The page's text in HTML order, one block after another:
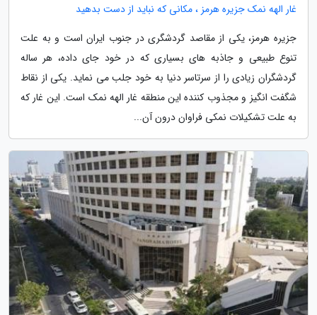
غار الهه نمک جزیره هرمز ، مکانی که نباید از دست بدهید
جزیره هرمز، یکی از مقاصد گردشگری در جنوب ایران است و به علت
تنوع طبیعی و جاذبه های بسیاری که در خود جای داده، هر ساله
گردشگران زیادی را از سرتاسر دنیا به خود جلب می نماید. یکی از نقاط
شگفت انگیز و مجذوب کننده این منطقه غار الهه نمک است. این غار که
به علت تشکیلات نمکی فراوان درون آن...